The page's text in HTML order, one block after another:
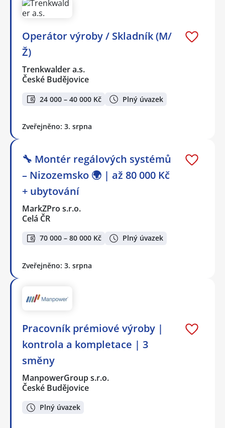
Operátor výroby / Skladník (M/
Ž)
Trenkwalder a.s.
České Budějovice
24 000 – 40 000 Kč Plný úvazek
Zveřejněno: 3. srpna
🔧 Montér regálových systémů
– Nizozemsko 🌍 | až 80 000 Kč
+ ubytování
MarkZPro s.r.o.
Celá ČR
70 000 – 80 000 Kč Plný úvazek
Zveřejněno: 3. srpna
Pracovník prémiové výroby |
kontrola a kompletace | 3
směny
ManpowerGroup s.r.o.
České Budějovice
Plný úvazek